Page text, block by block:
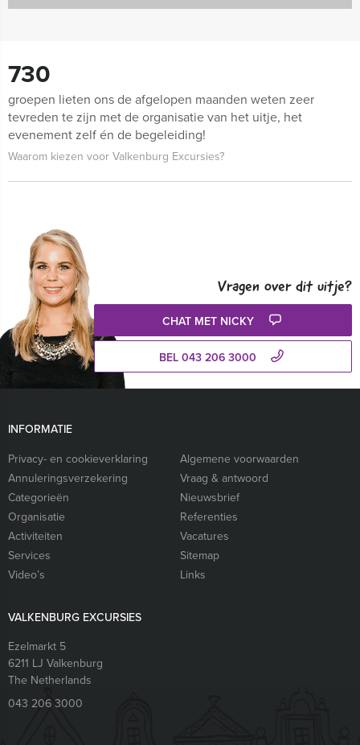
730
groepen lieten ons de afgelopen maanden weten zeer
tevreden te zijn met de organisatie van het uitje, het
evenement zelf én de begeleiding!
Waarom kiezen voor Valkenburg Excursies?
Vragen over dit uitje?
CHAT MET NICKY
BEL 043 206 3000
INFORMATIE
Privacy- en cookieverklaring
Algemene voorwaarden
Annuleringsverzekering
Vraag & antwoord
Categorieën
Nieuwsbrief
Organisatie
Referenties
Activiteiten
Vacatures
Services
Sitemap
Video’s
Links
VALKENBURG EXCURSIES
Ezelmarkt 5
6211 LJ Valkenburg
The Netherlands
043 206 3000